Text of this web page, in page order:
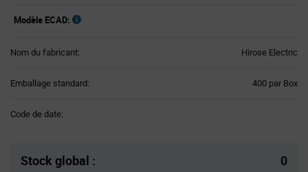
Modèle ECAD:
Nom du fabricant: Hirose Electric
Emballage standard: 400 par Box
Code de date:
Stock global : 0